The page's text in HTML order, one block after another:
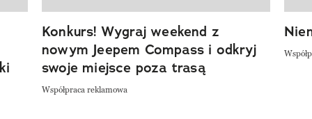
Konkurs! Wygraj weekend z
nowym Jeepem Compass i odkryj
swoje miejsce poza trasą
Współpraca reklamowa